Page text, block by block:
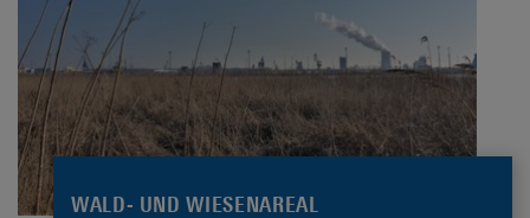
WALD- UND WIESENAREAL